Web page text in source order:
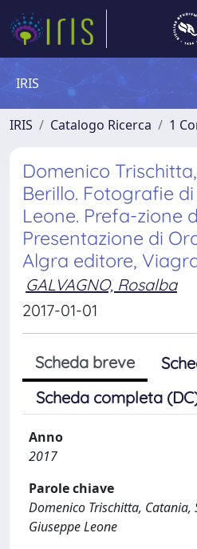
IRIS
IRIS Catalogo Ricerca 1
Domenico
Berillo. Fotografie
Leone. Prefa-zione
Presentazione di
Algra editore,
GALVAGNO, Rosalba
2017-01-01
Scheda breve
Scheda completa
Anno
2017
Parole chiave
Domenico Trischitta, Catania,
Giuseppe Leone